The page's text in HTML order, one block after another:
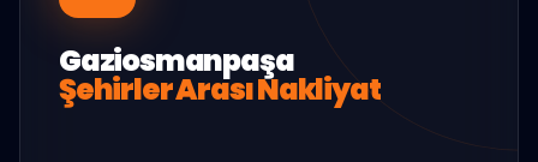
Gaziosmanpaşa
Şehirler Arası Nakliyat